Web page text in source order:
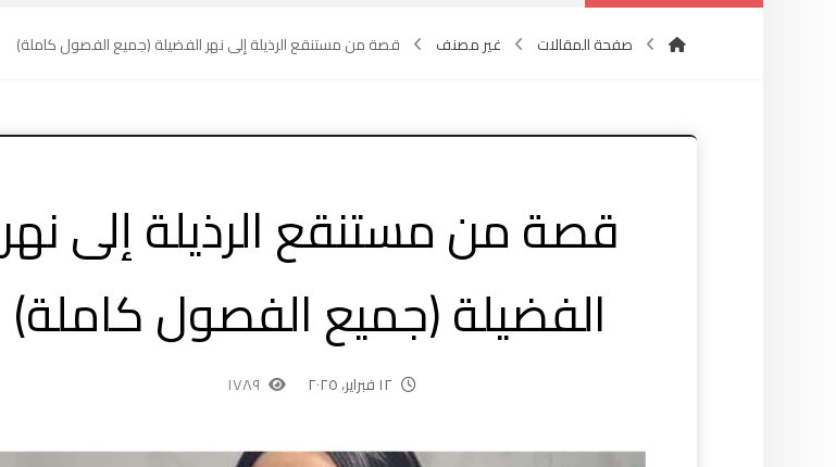
صفحة المقالات غير مصنف قصة من مستنقع الرذيلة إلى نهر الفضيلة (جميع الفصول كاملة)
قصة من مستنقع الرذيلة إلى نهر
الفضيلة (جميع الفصول كاملة)
١٢ فبراير، ٢٠٢٥ ١٧٨٩